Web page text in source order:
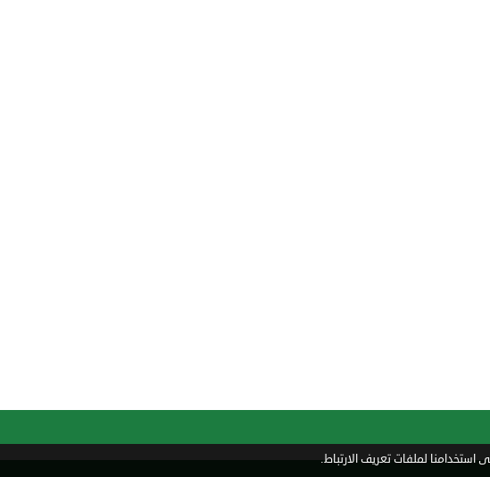
لملفات تعريف الارتباط.